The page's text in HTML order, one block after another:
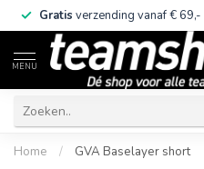
Gratis verzending vanaf € 69,-
MENU
Home / GVA Baselayer short